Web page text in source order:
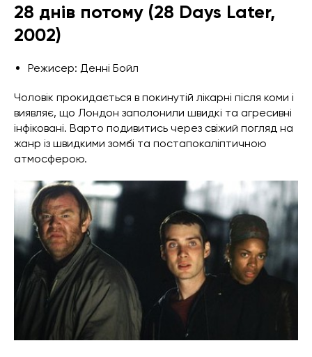
28 днів потому (28 Days Later,
2002)
Режисер: Денні Бойл
Чоловік прокидається в покинутій лікарні після коми і
виявляє, що Лондон заполонили швидкі та агресивні
інфіковані. Варто подивитись через свіжий погляд на
жанр із швидкими зомбі та постапокаліптичною
атмосферою.